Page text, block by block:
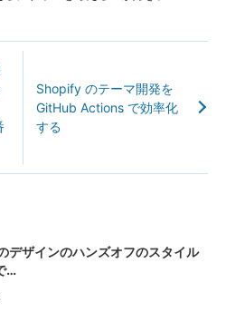
Shopify のテーマ開発を
GitHub Actions で効率化
する
デザインのハンズオフのスタイル
…